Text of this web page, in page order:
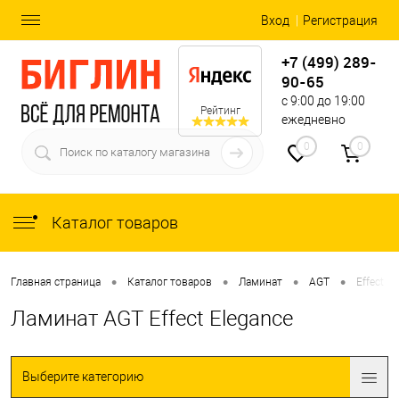
Вход Регистрация
Рейтинг
+7 (499) 289-
90-65
с 9:00 до 19:00
ежедневно
0 0
Каталог товаров
Главная страница • Каталог товаров • Ламинат • AGT • Effect
Ламинат AGT Effect Elegance
Выберите категорию